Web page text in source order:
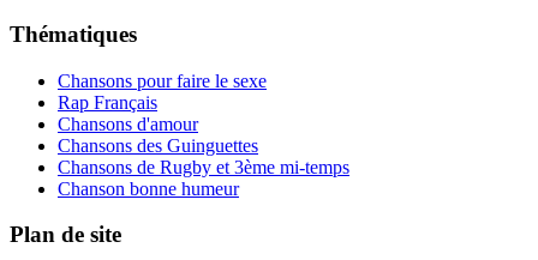
Thématiques
Chansons pour faire le sexe
Rap Français
Chansons d'amour
Chansons des Guinguettes
Chansons de Rugby et 3ème mi-temps
Chanson bonne humeur
Plan de site